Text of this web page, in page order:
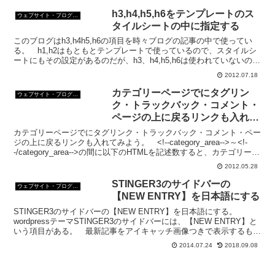
h3,h4,h5,h6をテンプレートのス
タイルシートの中に指定する
このブログはh3,h4h5,h6の項目を時々ブログの記事の中で使ってい
る。 h1,h2はもともとテンプレートで使っているので、スタイルシ
ートにもその設定があるのだが、h3、h4,h5,h6は使われていないの
2012.07.18
ウェブサイト・ブログ作成
カテゴリーページでにタグリン
ク・トラックバック・コメント・
ページの上に戻るリンクも入れて
みよう
カテゴリーページでにタグリンク・トラックバック・コメント・ペー
ジの上に戻るリンクも入れてみよう。 <!--category_area-->～<!-
-/category_area-->の間に以下のHTMLを記述数すると、カテゴリーペ
2012.05.28
STINGER3のサイドバーの
【NEW ENTRY】を日本語にする
STINGER3のサイドバーの【NEW ENTRY】を日本語にする。
wordpressテーマSTINGER3のサイドバーには、【NEW ENTRY】と
いう項目がある。 最新記事をアイキャッチ画像つきで表示するもの
2014.07.24 2018.09.08